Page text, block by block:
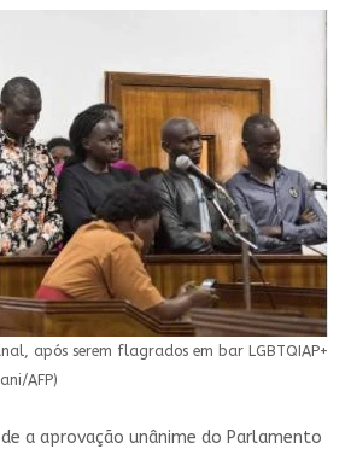
após serem flagrados em bar LGBTQIAP+
AFP)
a aprovação unânime do Parlamento